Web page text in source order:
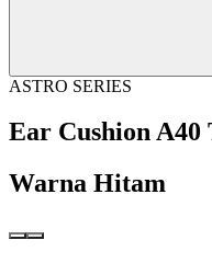
ASTRO SERIES
Ear Cushion A40
Warna Hitam